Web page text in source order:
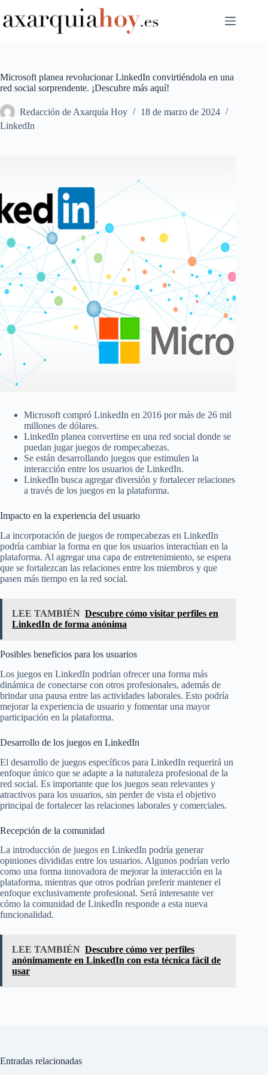
al
contenido
Microsoft planea revolucionar LinkedIn convirtiéndola en una
red social sorprendente. ¡Descubre más aquí!
Redacción de Axarquía Hoy
18 de marzo de 2024
LinkedIn
Microsoft compró LinkedIn en 2016 por más de 26 mil
millones de dólares.
LinkedIn planea convertirse en una red social donde se
puedan jugar juegos de rompecabezas.
Se están desarrollando juegos que estimulen la
interacción entre los usuarios de LinkedIn.
LinkedIn busca agregar diversión y fortalecer relaciones
a través de los juegos en la plataforma.
Impacto en la experiencia del usuario
La incorporación de juegos de rompecabezas en LinkedIn
podría cambiar la forma en que los usuarios interactúan en la
plataforma. Al agregar una capa de entretenimiento, se espera
que se fortalezcan las relaciones entre los miembros y que
pasen más tiempo en la red social.
LEE TAMBIÉN Descubre cómo visitar perfiles en
LinkedIn de forma anónima
Posibles beneficios para los usuarios
Los juegos en LinkedIn podrían ofrecer una forma más
dinámica de conectarse con otros profesionales, además de
brindar una pausa entre las actividades laborales. Esto podría
mejorar la experiencia de usuario y fomentar una mayor
participación en la plataforma.
Desarrollo de los juegos en LinkedIn
El desarrollo de juegos específicos para LinkedIn requerirá un
enfoque único que se adapte a la naturaleza profesional de la
red social. Es importante que los juegos sean relevantes y
atractivos para los usuarios, sin perder de vista el objetivo
principal de fortalecer las relaciones laborales y comerciales.
Recepción de la comunidad
La introducción de juegos en LinkedIn podría generar
opiniones divididas entre los usuarios. Algunos podrían verlo
como una forma innovadora de mejorar la interacción en la
plataforma, mientras que otros podrían preferir mantener el
enfoque exclusivamente profesional. Será interesante ver
cómo la comunidad de LinkedIn responde a esta nueva
funcionalidad.
LEE TAMBIÉN Descubre cómo ver perfiles
anónimamente en LinkedIn con esta técnica fácil de
usar
Entradas relacionadas